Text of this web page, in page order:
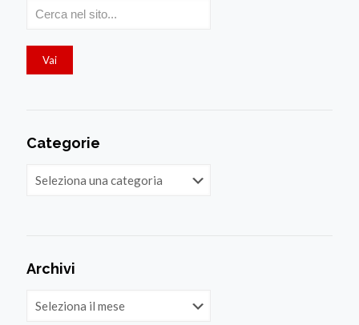
Categorie
Archivi